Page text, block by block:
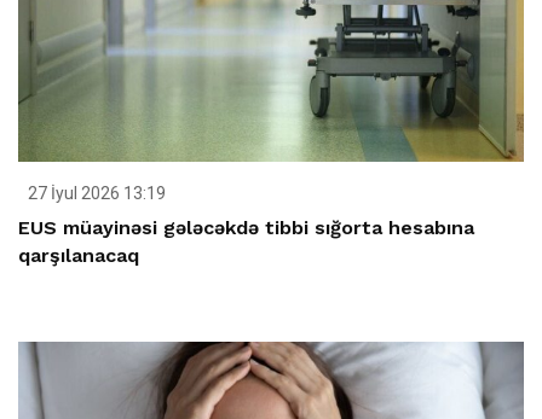
27 İyul 2026 13:19
EUS müayinəsi gələcəkdə tibbi sığorta hesabına
qarşılanacaq